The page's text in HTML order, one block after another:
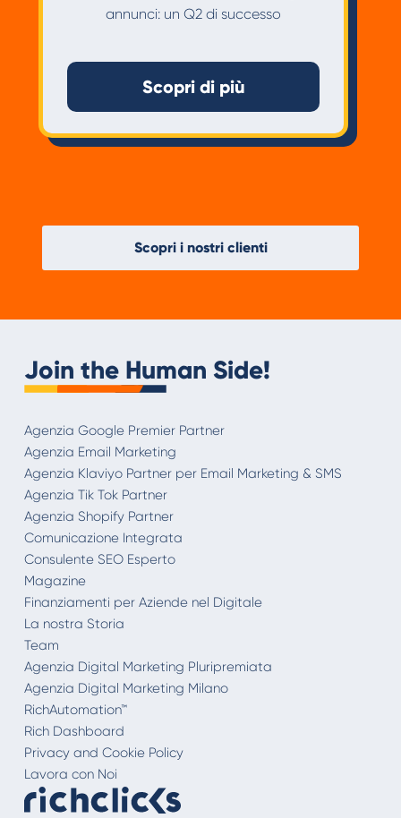
annunci: un Q2 di successo
Scopri di più
Scopri i nostri clienti
Join the Human Side!
Agenzia Google Premier Partner
Agenzia Email Marketing
Agenzia Klaviyo Partner per Email Marketing & SMS
Agenzia Tik Tok Partner
Agenzia Shopify Partner
Comunicazione Integrata
Consulente SEO Esperto
Magazine
Finanziamenti per Aziende nel Digitale
La nostra Storia
Team
Agenzia Digital Marketing Pluripremiata
Agenzia Digital Marketing Milano
RichAutomation™
Rich Dashboard
Privacy and Cookie Policy
Lavora con Noi